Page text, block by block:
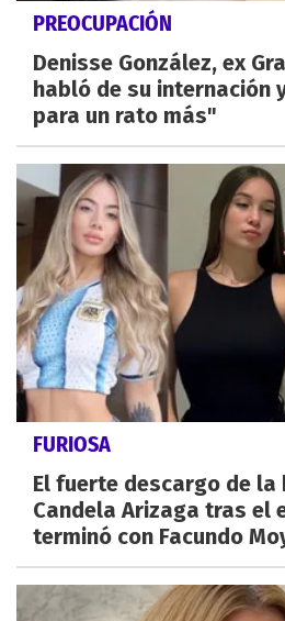
PREOCUPACIÓN
Denisse González, ex
habló de su internación
para un rato más"
FURIOSA
El fuerte descargo de la
Candela Arizaga tras el
terminó con Facundo